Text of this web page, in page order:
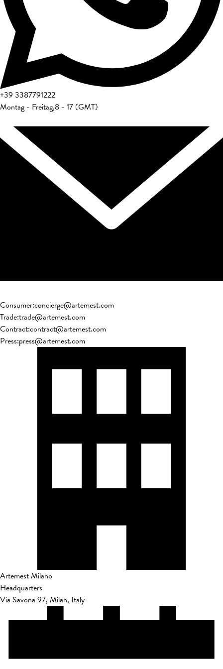
+39 3387791222
Montag - Freitag,8 - 17 (GMT)
Consumer:concierge@artemest.com
Trade:trade@artemest.com
Contract:contract@artemest.com
Press:press@artemest.com
Artemest Milano
Headquarters
Via Savona 97, Milan, Italy